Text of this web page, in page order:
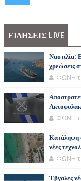
ΕΙΔΗΣΕΙΣ LIVE
Ναυτιλία:
χρεώσεις
ΦΩΝΗ
ΦΩΝΗ
Κατάληψη
νέες
ΦΩΝΗ
Έβγαλες